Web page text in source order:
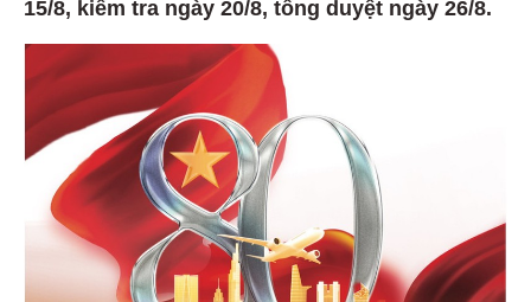
15/8, kiểm tra ngày 20/8, tổng duyệt ngày 26/8.